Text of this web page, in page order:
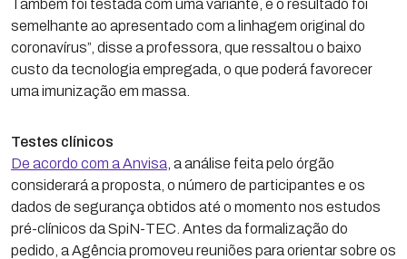
Também foi testada com uma variante, e o resultado foi
semelhante ao apresentado com a linhagem original do
coronavírus”, disse a professora, que ressaltou o baixo
custo da tecnologia empregada, o que poderá favorecer
uma imunização em massa.
Testes clínicos
De acordo com a Anvisa , a análise feita pelo órgão
considerará a proposta, o número de participantes e os
dados de segurança obtidos até o momento nos estudos
pré-clínicos da SpiN-TEC. Antes da formalização do
pedido, a Agência promoveu reuniões para orientar sobre os